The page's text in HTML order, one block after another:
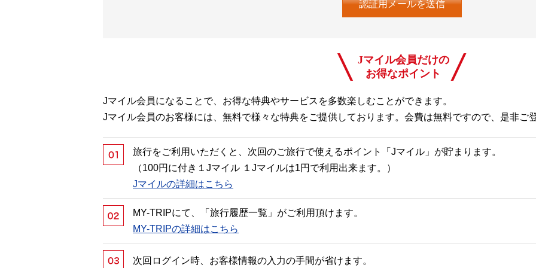
Jマイル会員だけの
お得なポイント
Jマイル会員になることで、お得な特典やサービスを多数楽しむことができます。
Jマイル会員のお客様には、無料で様々な特典をご提供しております。会費は無料ですので、是非ご
旅行をご利用いただくと、次回のご旅行で使えるポイント「Jマイル」が貯まります。
（100円に付き１Jマイル １Jマイルは1円で利用出来ます。）
Jマイルの詳細はこちら
MY-TRIPにて、「旅行履歴一覧」がご利用頂けます。
MY-TRIPの詳細はこちら
次回ログイン時、お客様情報の入力の手間が省けます。